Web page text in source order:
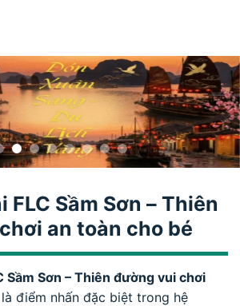
FLC Sầm Sơn – Thiên
an toàn cho bé
Sầm Sơn – Thiên đường vui chơi
là điểm nhấn đặc biệt trong hệ